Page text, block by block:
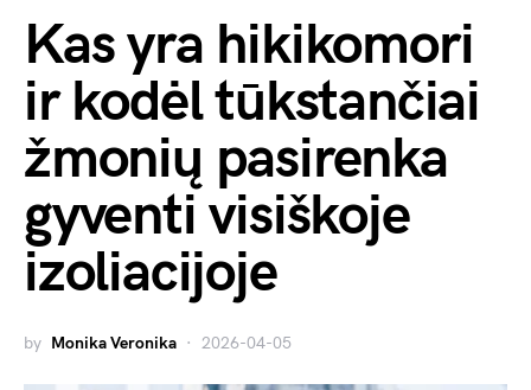
Kas yra hikikomori
ir kodėl tūkstančiai
žmonių pasirenka
gyventi visiškoje
izoliacijoje
by Monika Veronika 2026-04-05